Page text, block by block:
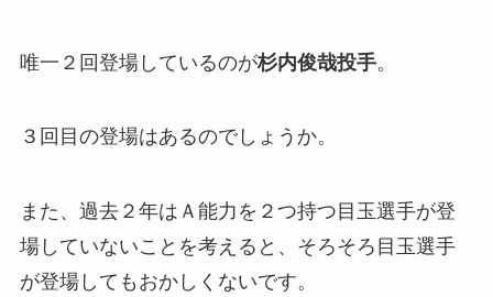
唯一２回登場しているのが杉内俊哉投手。
３回目の登場はあるのでしょうか。
また、過去２年はＡ能力を２つ持つ目玉選手が登
場していないことを考えると、そろそろ目玉選手
が登場してもおかしくないです。